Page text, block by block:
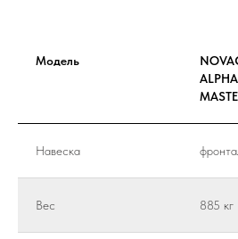
Модель
Навеска
Вес 885 кг